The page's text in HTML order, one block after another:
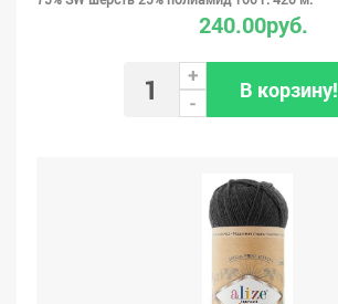
240.00руб.
+
-
В корзину!